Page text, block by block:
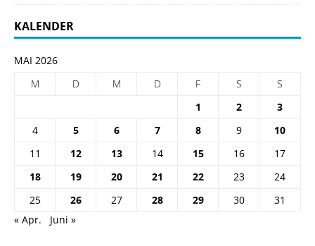
KALENDER
MAI 2026
M
D M D F S
S
1
2
3
4
5 6 7 8 9
10
11
12 13 14 15 16
17
18
19 20 21 22 23
24
25
26 27 28 29 30
31
« Apr.
Juni »